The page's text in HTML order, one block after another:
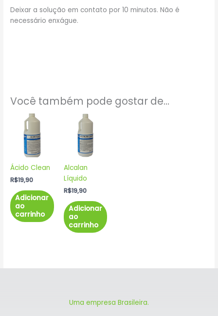
Deixar a solução em contato por 10 minutos. Não é
necessário enxágue.
Você também pode gostar de…
Ácido Clean
R$19,90
Adicionar
ao
carrinho
Alcalan
Líquido
R$19,90
Adicionar
ao
carrinho
Uma empresa Brasileira.